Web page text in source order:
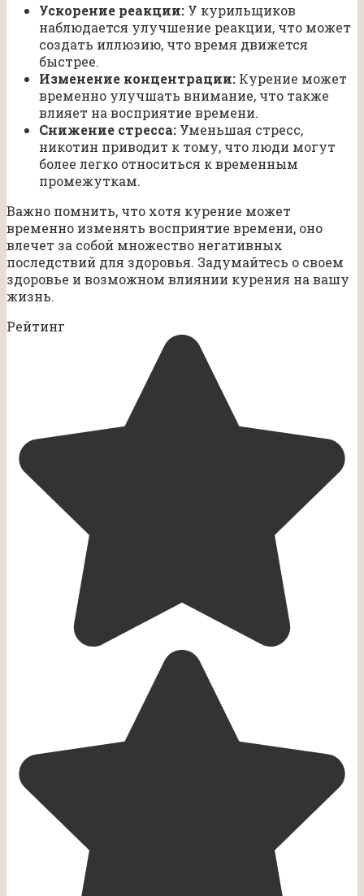
Ускорение реакции: У курильщиков
наблюдается улучшение реакции, что может
создать иллюзию, что время движется
быстрее.
Изменение концентрации: Курение может
временно улучшать внимание, что также
влияет на восприятие времени.
Снижение стресса: Уменьшая стресс,
никотин приводит к тому, что люди могут
более легко относиться к временным
промежуткам.
Важно помнить, что хотя курение может
временно изменять восприятие времени, оно
влечет за собой множество негативных
последствий для здоровья. Задумайтесь о своем
здоровье и возможном влиянии курения на вашу
жизнь.
Рейтинг